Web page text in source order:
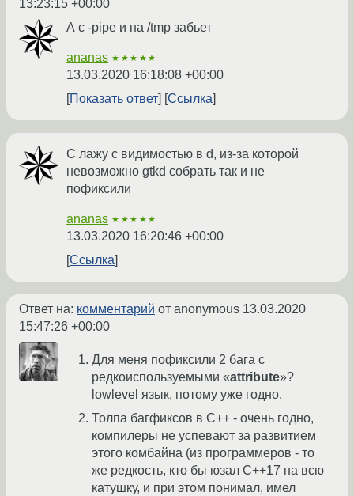
13:23:15 +00:00
А с -pipe и на /tmp забьет
ananas ★★★★★
13.03.2020 16:18:08 +00:00
Показать ответ
Ссылка
С лажу с видимостью в d, из-за которой
невозможно gtkd собрать так и не
пофиксили
ananas ★★★★★
13.03.2020 16:20:46 +00:00
Ссылка
Ответ на: комментарий от anonymous 13.03.2020
15:47:26 +00:00
Для меня пофиксили 2 бага с
редкоиспользуемыми «attribute»?
lowlevel язык, потому уже годно.
Толпа багфиксов в C++ - очень годно,
компилеры не успевают за развитием
этого комбайна (из программеров - то
же редкость, кто бы юзал C++17 на всю
катушку, и при этом понимал, имел